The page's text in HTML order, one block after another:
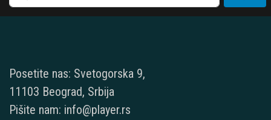
Posetite nas: Svetogorska 9,
11103 Beograd, Srbija
Pišite nam: info@player.rs